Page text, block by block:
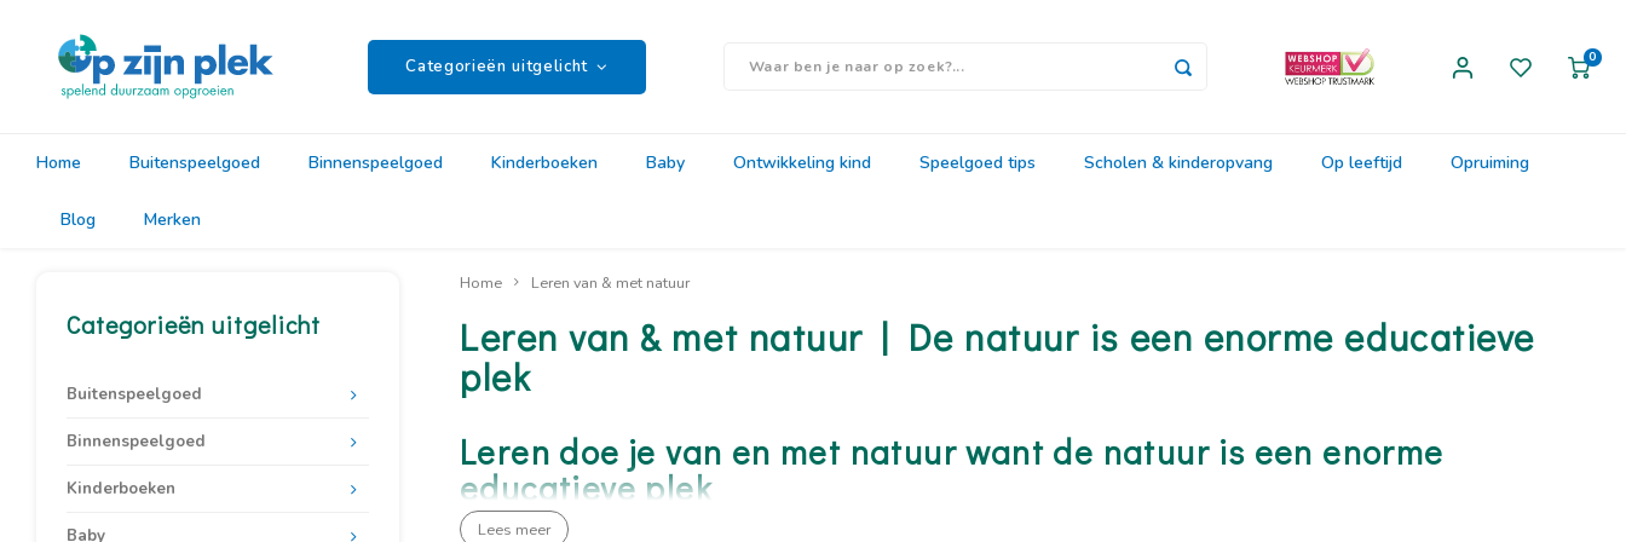
Categorieën uitgelicht 0
Home Buitenspeelgoed Binnenspeelgoed Kinderboeken Baby Ontwikkeling kind Speelgoed tips Scholen & kinderopvang Op leeftijd Opruiming
Blog Merken
Categorieën uitgelicht
Buitenspeelgoed
Binnenspeelgoed
Kinderboeken
Baby
Home Leren van & met natuur
Leren van & met natuur | De natuur is een enorme educatieve
plek
Leren doe je van en met natuur want de natuur is een enorme
educatieve plek
Er is nauwelijks een plek te noemen die meer leerzaam is dan de natuur. Alles vind plaats buiten tussen bomen, onder de grond, aan het water en in
Lees meer